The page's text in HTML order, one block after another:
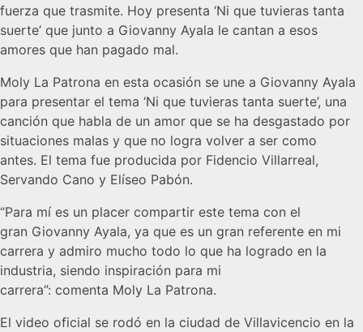
fuerza que trasmite. Hoy presenta ‘Ni que tuvieras tanta
suerte’ que junto a Giovanny Ayala le cantan a esos
amores que han pagado mal.
Moly La Patrona en esta ocasión se une a Giovanny Ayala
para presentar el tema ‘Ni que tuvieras tanta suerte’, una
canción que habla de un amor que se ha desgastado por
situaciones malas y que no logra volver a ser como
antes. El tema fue producida por Fidencio Villarreal,
Servando Cano y Elíseo Pabón.
“Para mí es un placer compartir este tema con el
gran Giovanny Ayala, ya que es un gran referente en mi
carrera y admiro mucho todo lo que ha logrado en la
industria, siendo inspiración para mi
carrera”: comenta Moly La Patrona.
El video oficial se rodó en la ciudad de Villavicencio en la